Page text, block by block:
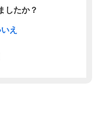
したか？
え